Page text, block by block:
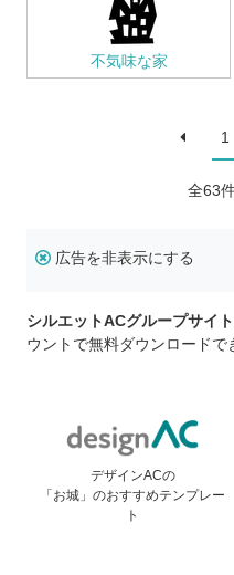
不気味な家
1
全63
広告を非表示にする
シルエットACグループサイ
ウントで無料ダウンロードで
デザインACの
「お城」のおすすめテンプレー
ト